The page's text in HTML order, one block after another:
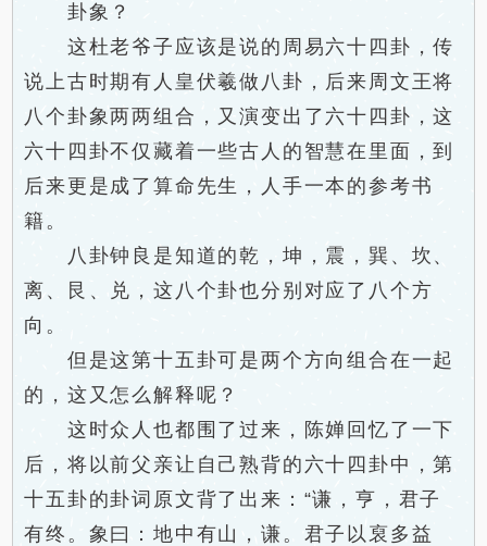
卦象？
这杜老爷子应该是说的周易六十四卦，传
说上古时期有人皇伏羲做八卦，后来周文王将
八个卦象两两组合，又演变出了六十四卦，这
六十四卦不仅藏着一些古人的智慧在里面，到
后来更是成了算命先生，人手一本的参考书
籍。
八卦钟良是知道的乾，坤，震，巽、坎、
离、艮、兑，这八个卦也分别对应了八个方
向。
但是这第十五卦可是两个方向组合在一起
的，这又怎么解释呢？
这时众人也都围了过来，陈婵回忆了一下
后，将以前父亲让自己熟背的六十四卦中，第
十五卦的卦词原文背了出来：“谦，亨，君子
有终。象曰：地中有山，谦。君子以裒多益